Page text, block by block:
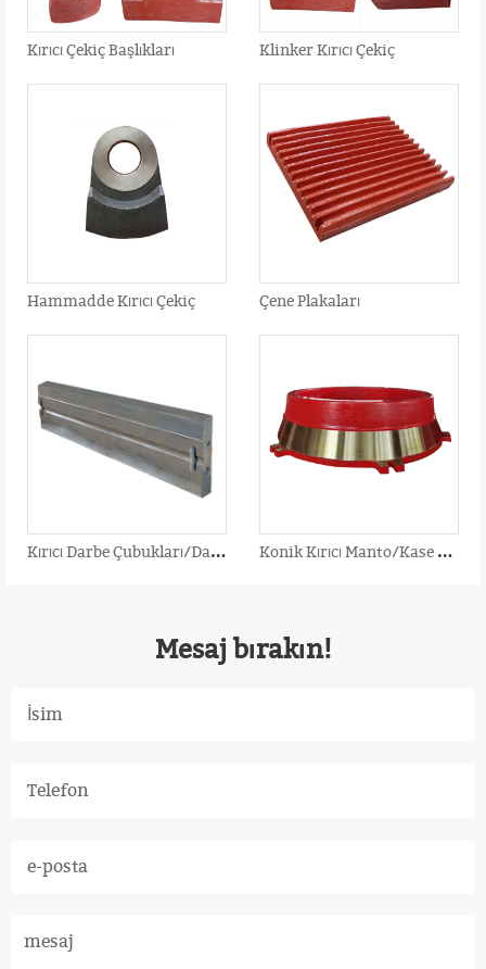
Kırıcı Çekiç Başlıkları Klinker Kırıcı Çekiç
Hammadde Kırıcı Çekiç Çene Plakaları
K
ırıcı Darbe Çubukları/Darbeli Kırıcı Palet K
onik Kırıcı Manto/Kase Astarı/İçbükey
Mesaj bırakın!